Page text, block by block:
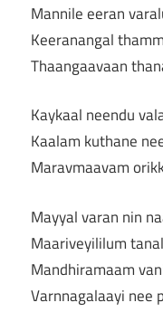
Mannile eeran
Keeranangal
Thaangaavaan
Kaykaal neendu
Kaalam kuthane
Maravmaavam
Mayyal varan nin
Maariveyililum
Mandhiramaam
Varnnagalaayi nee